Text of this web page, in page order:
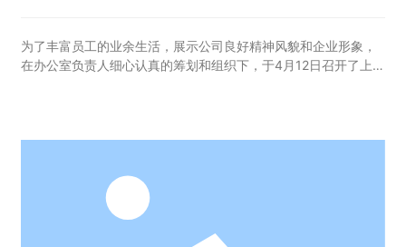
为了丰富员工的业余生活，展示公司良好精神风貌和企业形象，
在办公室负责人细心认真的筹划和组织下，于4月12日召开了上
运动会结束后举行了颁奖仪式，共有57人获得了荣誉证书和奖
和实施《全民健身纲要》，营造了“快乐工作，健康生活”的环境
氛围；二是成功举办了春季运动会，丰富了职工群众的业余生
活；三是由于员工踊跃参与，在展示了良好的精神风貌的同时也
带给员工良好的心情去认真工作。 建设美好企业，不仅要有